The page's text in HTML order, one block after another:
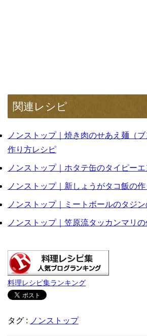
関連レシピ
ノンストップ｜焼き肉のせあえ麺（
作り方レシピ
ノンストップ｜ホタテ缶のタイピー
ノンストップ｜新しょうがタコ飯の
ノンストップ｜ミートボールのタジ
ノンストップ｜笠原流タッカンマリ
料理レシピ集ランキング
タグ : ノンストップ